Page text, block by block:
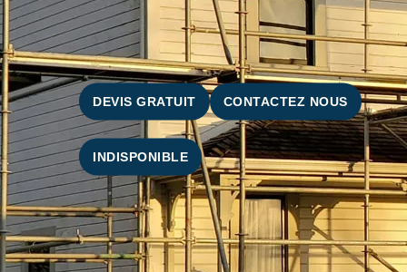
DEVIS GRATUIT CONTACTEZ NOUS
INDISPONIBLE